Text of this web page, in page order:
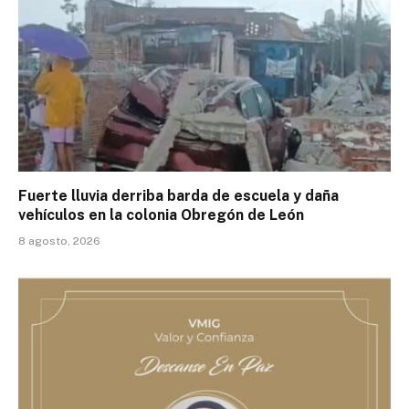
Fuerte lluvia derriba barda de escuela y daña
vehículos en la colonia Obregón de León
8 agosto, 2026